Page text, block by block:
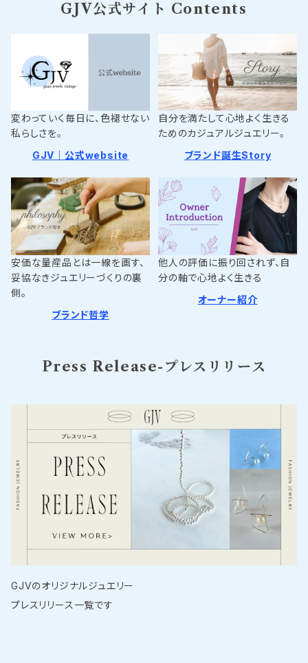
GJV公式サイト Contents
変わっていく毎日に、色褪せない
私らしさを。
GJV｜公式website
自分を満たして心地よく生きる
ためのカジュアルジュエリー。
ブランド誕生Story
安価な量産品とは一線を画す、
妥協なきジュエリーづくりの裏
側。
ブランド哲学
他人の評価に振り回されず、自
分の軸で心地よく生きる
オーナー紹介
Press Release-プレスリリース
GJVのオリジナルジュエリー
プレスリリース一覧です